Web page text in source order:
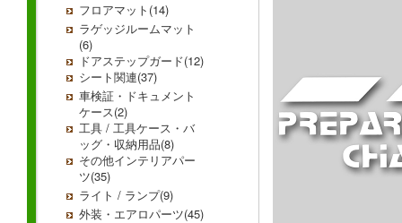
フロアマット(14)
ラゲッジルームマット
(6)
ドアステップガード(12)
シート関連(37)
車検証・ドキュメント
ケース(2)
工具 / 工具ケース・バ
ッグ・収納用品(8)
その他インテリアパー
ツ(35)
ライト / ランプ(9)
外装・エアロパーツ(45)